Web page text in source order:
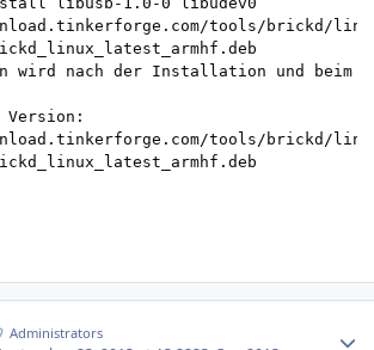
tools/brickd/
wird nach der Installation und beim
Version:
tools/brickd/
Administrators